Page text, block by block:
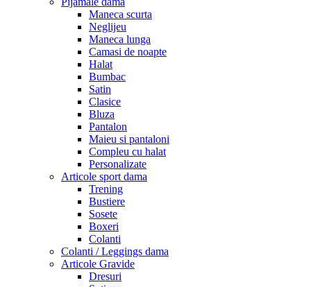
Maneca scurta
Neglijeu
Maneca lunga
Camasi de noapte
Halat
Bumbac
Satin
Clasice
Bluza
Pantalon
Maieu si pantaloni
Compleu cu halat
Personalizate
Articole sport dama
Trening
Bustiere
Sosete
Boxeri
Colanti
Colanti / Leggings dama
Articole Gravide
Dresuri